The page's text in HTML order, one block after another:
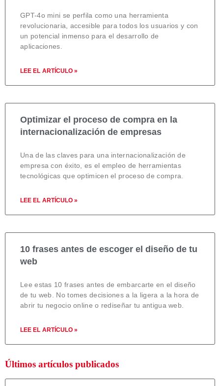
GPT-4o mini se perfila como una herramienta
revolucionaria, accesible para todos los usuarios y con
un potencial inmenso para el desarrollo de
aplicaciones.
LEE EL ARTÍCULO »
Optimizar el proceso de compra en la
internacionalización de empresas
Una de las claves para una internacionalización de
empresa con éxito, es el empleo de herramientas
tecnológicas que optimicen el proceso de compra.
LEE EL ARTÍCULO »
10 frases antes de escoger el diseño de tu
web
Lee estas 10 frases antes de embarcarte en el diseño
de tu web. No tomes decisiones a la ligera a la hora de
abrir tu negocio online o rediseñar tu antigua web.
LEE EL ARTÍCULO »
Últimos artículos publicados